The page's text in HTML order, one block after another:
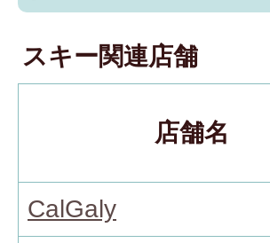
スキー関連店舗
店舗名
CalGaly